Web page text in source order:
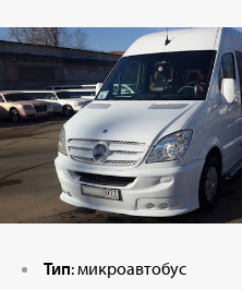
Тип: микроавтобус